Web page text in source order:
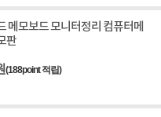
메모보드 모니터정리 컴퓨터메
판
(188point 적립)